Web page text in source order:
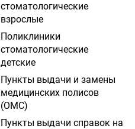
стоматологические
взрослые
Поликлиники
стоматологические
детские
Пункты выдачи и замены
медицинских полисов
(ОМС)
Пункты выдачи справок на